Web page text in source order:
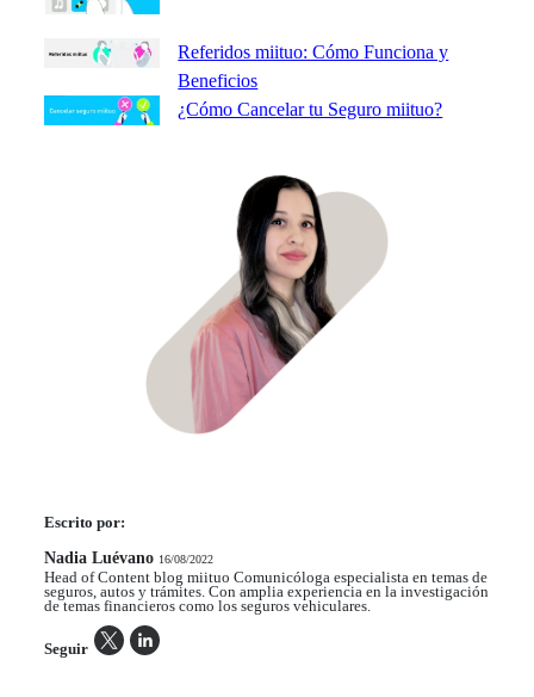
Referidos miituo: Cómo Funciona y
Beneficios
¿Cómo Cancelar tu Seguro miituo?
Escrito por:
Nadia Luévano 16/08/2022
Head of Content blog miituo Comunicóloga especialista en temas de
seguros, autos y trámites. Con amplia experiencia en la investigación
de temas financieros como los seguros vehiculares.
Seguir